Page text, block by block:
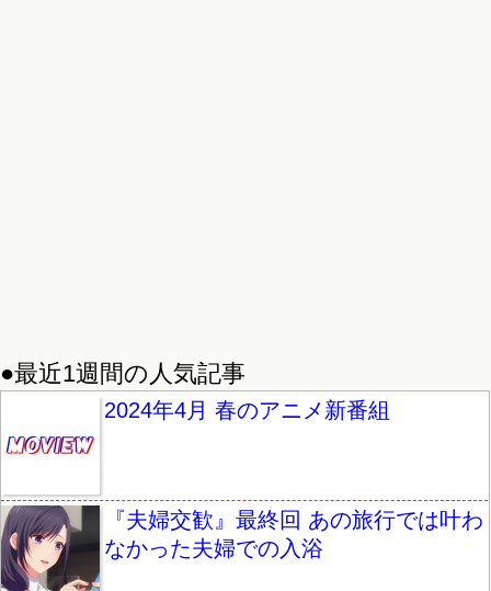
●最近1週間の人気記事
2024年4月 春のアニメ新番組
『夫婦交歓』最終回 あの旅行では叶わ
なかった夫婦での入浴